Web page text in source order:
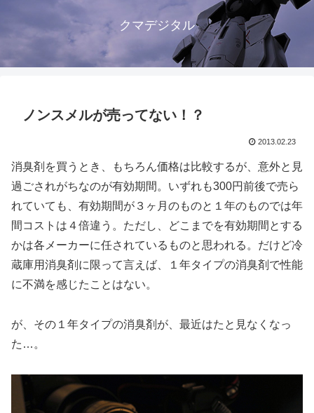
クマデジタル
ノンスメルが売ってない！？
2013.02.23
消臭剤を買うとき、もちろん価格は比較するが、意外と見
過ごされがちなのが有効期間。いずれも300円前後で売ら
れていても、有効期間が３ヶ月のものと１年のものでは年
間コストは４倍違う。ただし、どこまでを有効期間とする
かは各メーカーに任されているものと思われる。だけど冷
蔵庫用消臭剤に限って言えば、１年タイプの消臭剤で性能
に不満を感じたことはない。
が、その１年タイプの消臭剤が、最近はたと見なくなっ
た…。